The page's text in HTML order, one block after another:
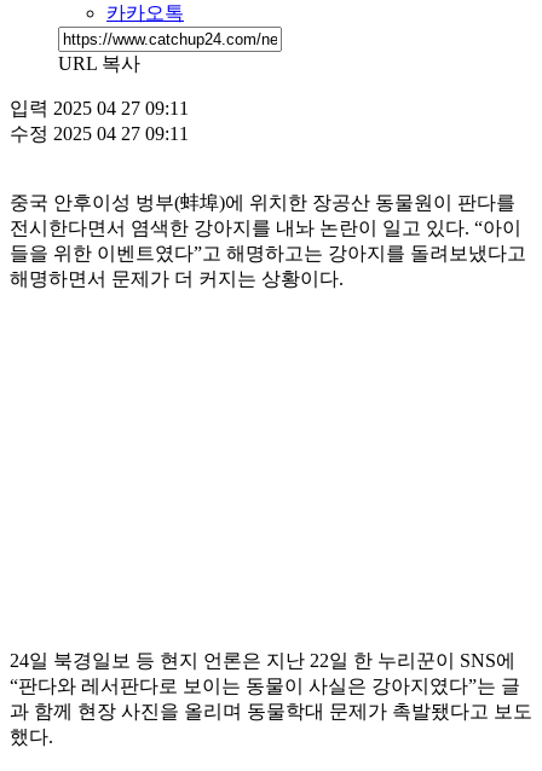
카카오톡
URL 복사
입력 2025 04 27 09:11
수정 2025 04 27 09:11
중국 안후이성 벙부(蚌埠)에 위치한 장공산 동물원이 판다를
전시한다면서 염색한 강아지를 내놔 논란이 일고 있다. “아이
들을 위한 이벤트였다”고 해명하고는 강아지를 돌려보냈다고
해명하면서 문제가 더 커지는 상황이다.
24일 북경일보 등 현지 언론은 지난 22일 한 누리꾼이 SNS에
“판다와 레서판다로 보이는 동물이 사실은 강아지였다”는 글
과 함께 현장 사진을 올리며 동물학대 문제가 촉발됐다고 보도
했다.